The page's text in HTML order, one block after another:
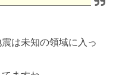
は未知の領域に入っ